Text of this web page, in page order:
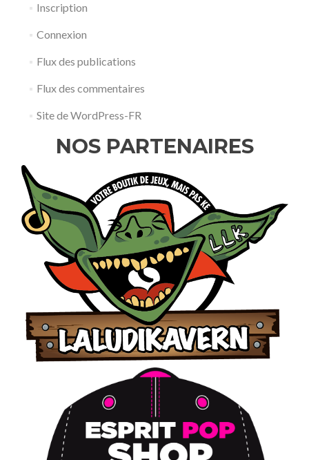
Inscription
Connexion
Flux des publications
Flux des commentaires
Site de WordPress-FR
NOS PARTENAIRES